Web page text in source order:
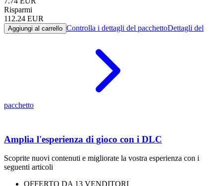
Risparmi
112.24 EUR
Aggiungi al carrello Controlla i dettagli del pacchettoDettagli del
pacchetto
Amplia l'esperienza di gioco con i DLC
Scoprite nuovi contenuti e migliorate la vostra esperienza con i
seguenti articoli
OFFERTO DA 13 VENDITORI